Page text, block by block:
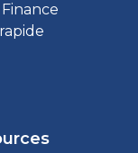
Finance